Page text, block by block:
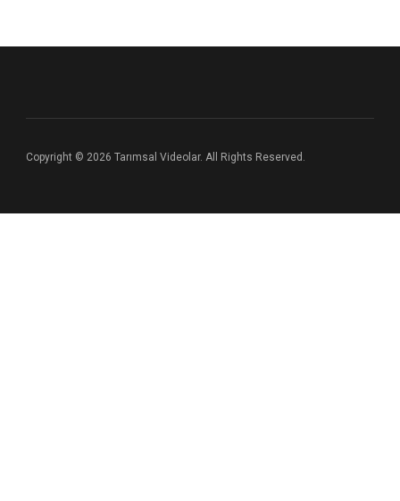
Copyright © 2026 Tarımsal Videolar. All Rights Reserved.